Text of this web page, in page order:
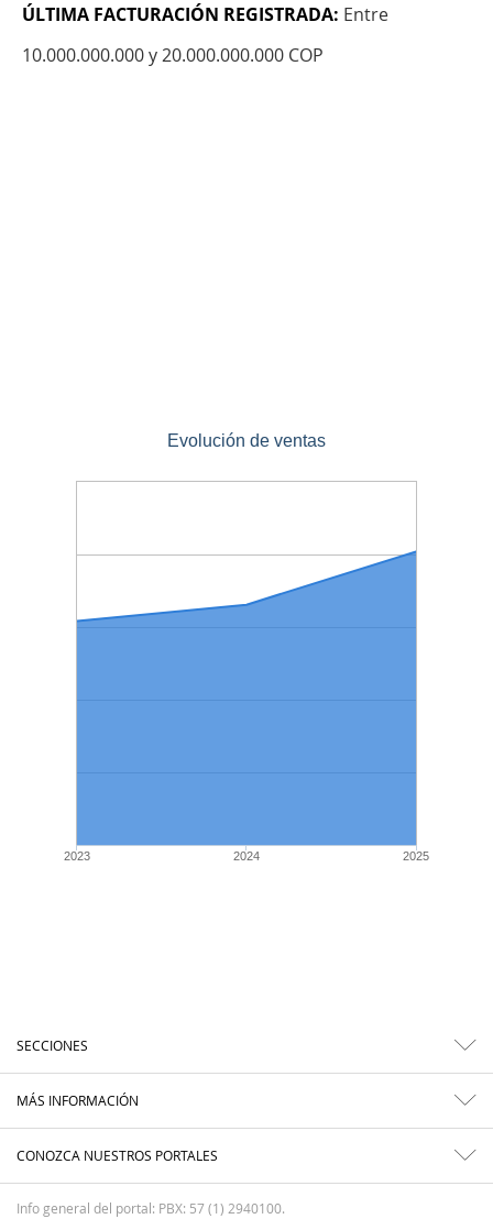
ÚLTIMA FACTURACIÓN REGISTRADA: Entre
10.000.000.000 y 20.000.000.000 COP
Evolución de ventas
2023 2024 2025
SECCIONES
MÁS INFORMACIÓN
CONOZCA NUESTROS PORTALES
Info general del portal: PBX: 57 (1) 2940100.